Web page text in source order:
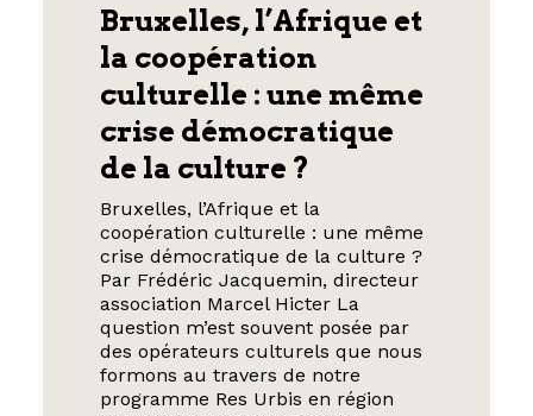
Bruxelles, l’Afrique et
la coopération
culturelle : une même
crise démocratique
de la culture ?
Bruxelles, l’Afrique et la
coopération culturelle : une même
crise démocratique de la culture ?
Par Frédéric Jacquemin, directeur
association Marcel Hicter La
question m’est souvent posée par
des opérateurs culturels que nous
formons au travers de notre
programme Res Urbis en région